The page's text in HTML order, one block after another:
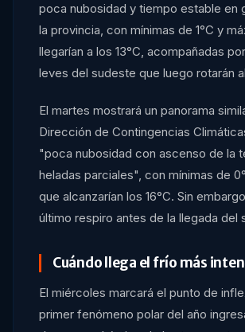
poca nubosidad y tiempo estable en
la provincia, con mínimas de 1°C y
llegarían a los 13°C, acompañadas
leves del sudeste que luego rotarán
El martes mostrará un panorama
Dirección de Contingencias
"poca nubosidad con ascenso de la
heladas parciales", con mínimas de
que alcanzarían los 16°C. Sin
último respiro antes de la llegada del
Cuándo llega el frío más
El miércoles marcará el punto de
primer fenómeno polar del año